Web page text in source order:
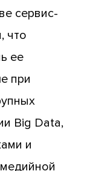
сервис-
что
ее
при
Big Data,
и